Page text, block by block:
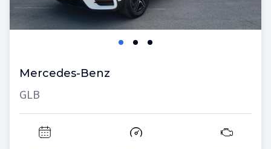
Mercedes-Benz
GLB